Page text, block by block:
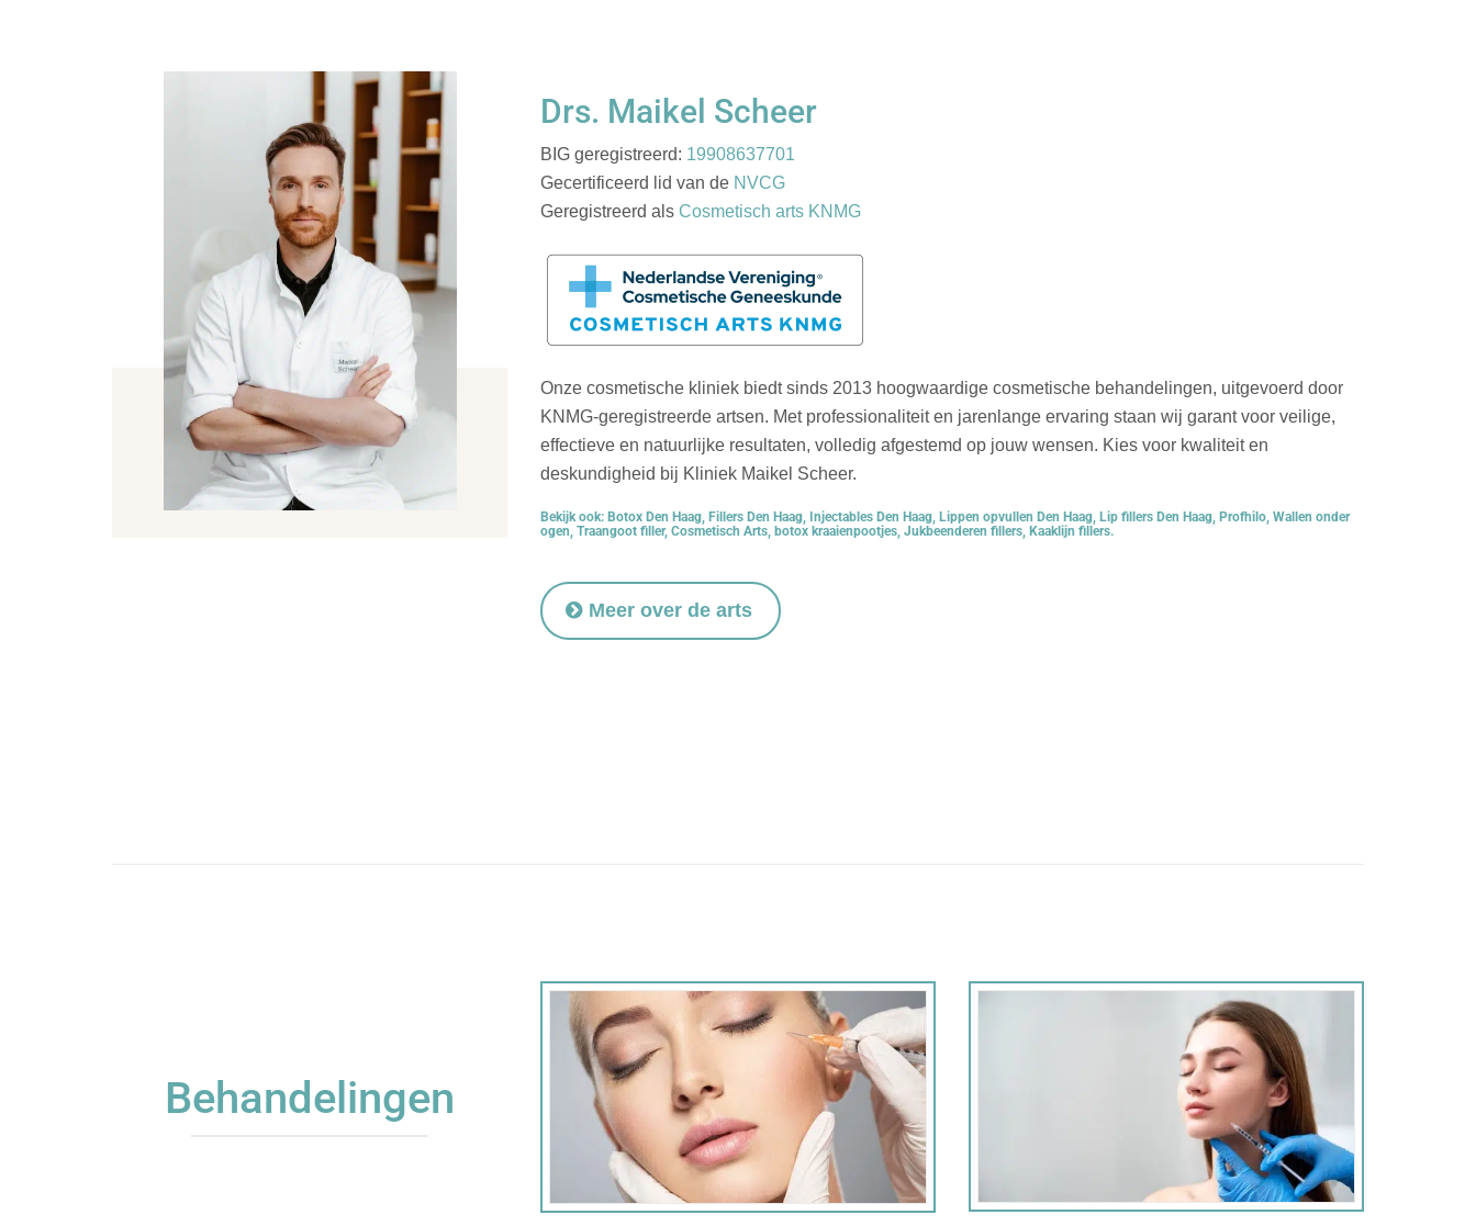
Drs. Maikel Scheer
BIG geregistreerd: 19908637701
Gecertificeerd lid van de NVCG
Geregistreerd als Cosmetisch arts KNMG
Onze cosmetische kliniek biedt sinds 2013 hoogwaardige cosmetische behandelingen, uitgevoerd door
KNMG-geregistreerde artsen. Met professionaliteit en jarenlange ervaring staan wij garant voor veilige,
effectieve en natuurlijke resultaten, volledig afgestemd op jouw wensen. Kies voor kwaliteit en
deskundigheid bij Kliniek Maikel Scheer.
Bekijk ook: Botox Den Haag, Fillers Den Haag, Injectables Den Haag, Lippen opvullen Den Haag, Lip fillers Den Haag, Profhilo, Wallen onder
ogen, Traangoot filler, Cosmetisch Arts, botox kraaienpootjes, Jukbeenderen fillers, Kaaklijn fillers.
Meer over de arts
Behandelingen